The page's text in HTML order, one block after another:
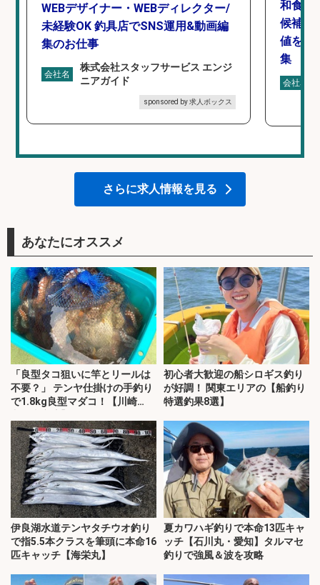
WEBデザイナー・WEBディレクター/
未経験OK 釣具店でSNS運用&動画編
集のお仕事
会社名
株式会社スタッフサービス エンジ
ニアガイド
sponsored by 求人ボックス
和食,
候補/
値を上
集
会社名
さらに求人情報を見る
あなたにオススメ
「良型タコ狙いに竿とリールは
不要？」 テンヤ仕掛けの手釣り
で1.8kg良型マダコ！【川崎
初心者大歓迎の船シロギス釣り
が好調！ 関東エリアの【船釣り
特選釣果8選】
伊良湖水道テンヤタチウオ釣り
で指5.5本クラスを筆頭に本命16
匹キャッチ【海栄丸】
夏カワハギ釣りで本命13匹キャ
ッチ【石川丸・愛知】タルマセ
釣りで強風＆波を攻略